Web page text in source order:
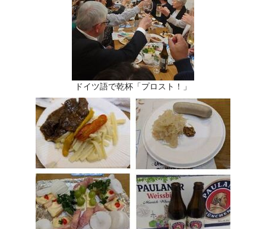
ドイツ語で乾杯「プロスト！」